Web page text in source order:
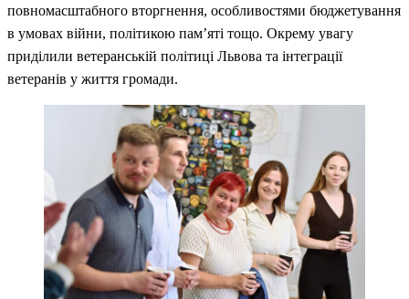
повномасштабного вторгнення, особливостями бюджетування
в умовах війни, політикою пам’яті тощо. Окрему увагу
приділили ветеранській політиці Львова та інтеграції
ветеранів у життя громади.